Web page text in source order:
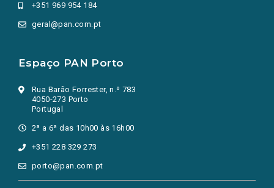
+351 969 954 184
geral@pan.com.pt
Espaço PAN Porto
Rua Barão Forrester, n.º 783
4050-273 Porto
Portugal
2ª a 6ª das 10h00 às 16h00
+351 228 329 273
porto@pan.com.pt